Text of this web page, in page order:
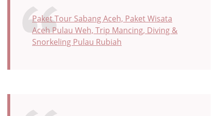
Paket Tour Sabang Aceh, Paket Wisata
Aceh Pulau Weh, Trip Mancing, Diving &
Snorkeling Pulau Rubiah